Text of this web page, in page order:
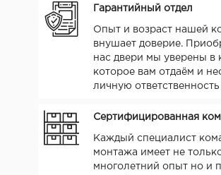
Гарантийный отдел
Опыт и возраст нашей
внушает доверие.
нас двери мы уверены в
которое вам отдаём и
личную ответственность
Сертифицированная
Каждый специалист
монтажа имеет не
многолетний опыт но и